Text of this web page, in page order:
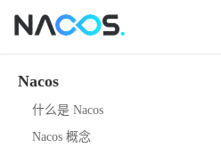
Nacos
什么是 Nacos
Nacos 概念